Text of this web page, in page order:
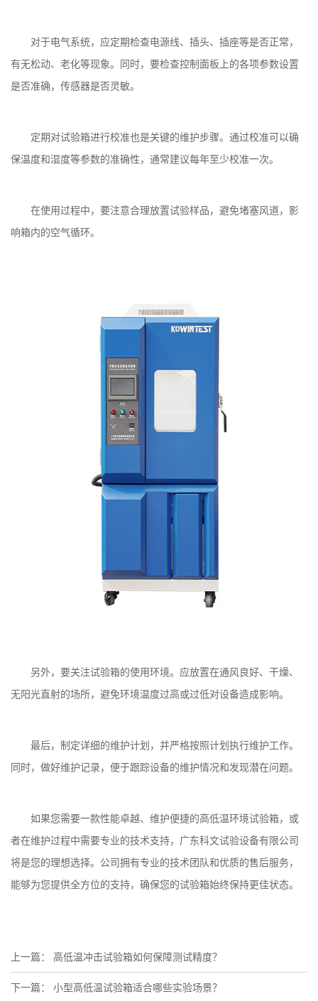
对于电气系统，应定期检查电源线、插头、插座等是否正常，
有无松动、老化等现象。同时，要检查控制面板上的各项参数设置
是否准确，传感器是否灵敏。
定期对试验箱进行校准也是关键的维护步骤。通过校准可以确
保温度和湿度等参数的准确性，通常建议每年至少校准一次。
在使用过程中，要注意合理放置试验样品，避免堵塞风道，影
响箱内的空气循环。
另外，要关注试验箱的使用环境。应放置在通风良好、干燥、
无阳光直射的场所，避免环境温度过高或过低对设备造成影响。
最后，制定详细的维护计划，并严格按照计划执行维护工作。
同时，做好维护记录，便于跟踪设备的维护情况和发现潜在问题。
如果您需要一款性能卓越、维护便捷的高低温环境试验箱，或
者在维护过程中需要专业的技术支持， 广东科文试验设备有限公司
将是您的理想选择。公司拥有专业的技术团队和优质的售后服务，
能够为您提供全方位的支持，确保您的试验箱始终保持更佳状态。
上一篇： 高低温冲击试验箱如何保障测试精度？
下一篇： 小型高低温试验箱适合哪些实验场景？